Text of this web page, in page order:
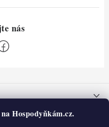
Hospodyňkám.cz.